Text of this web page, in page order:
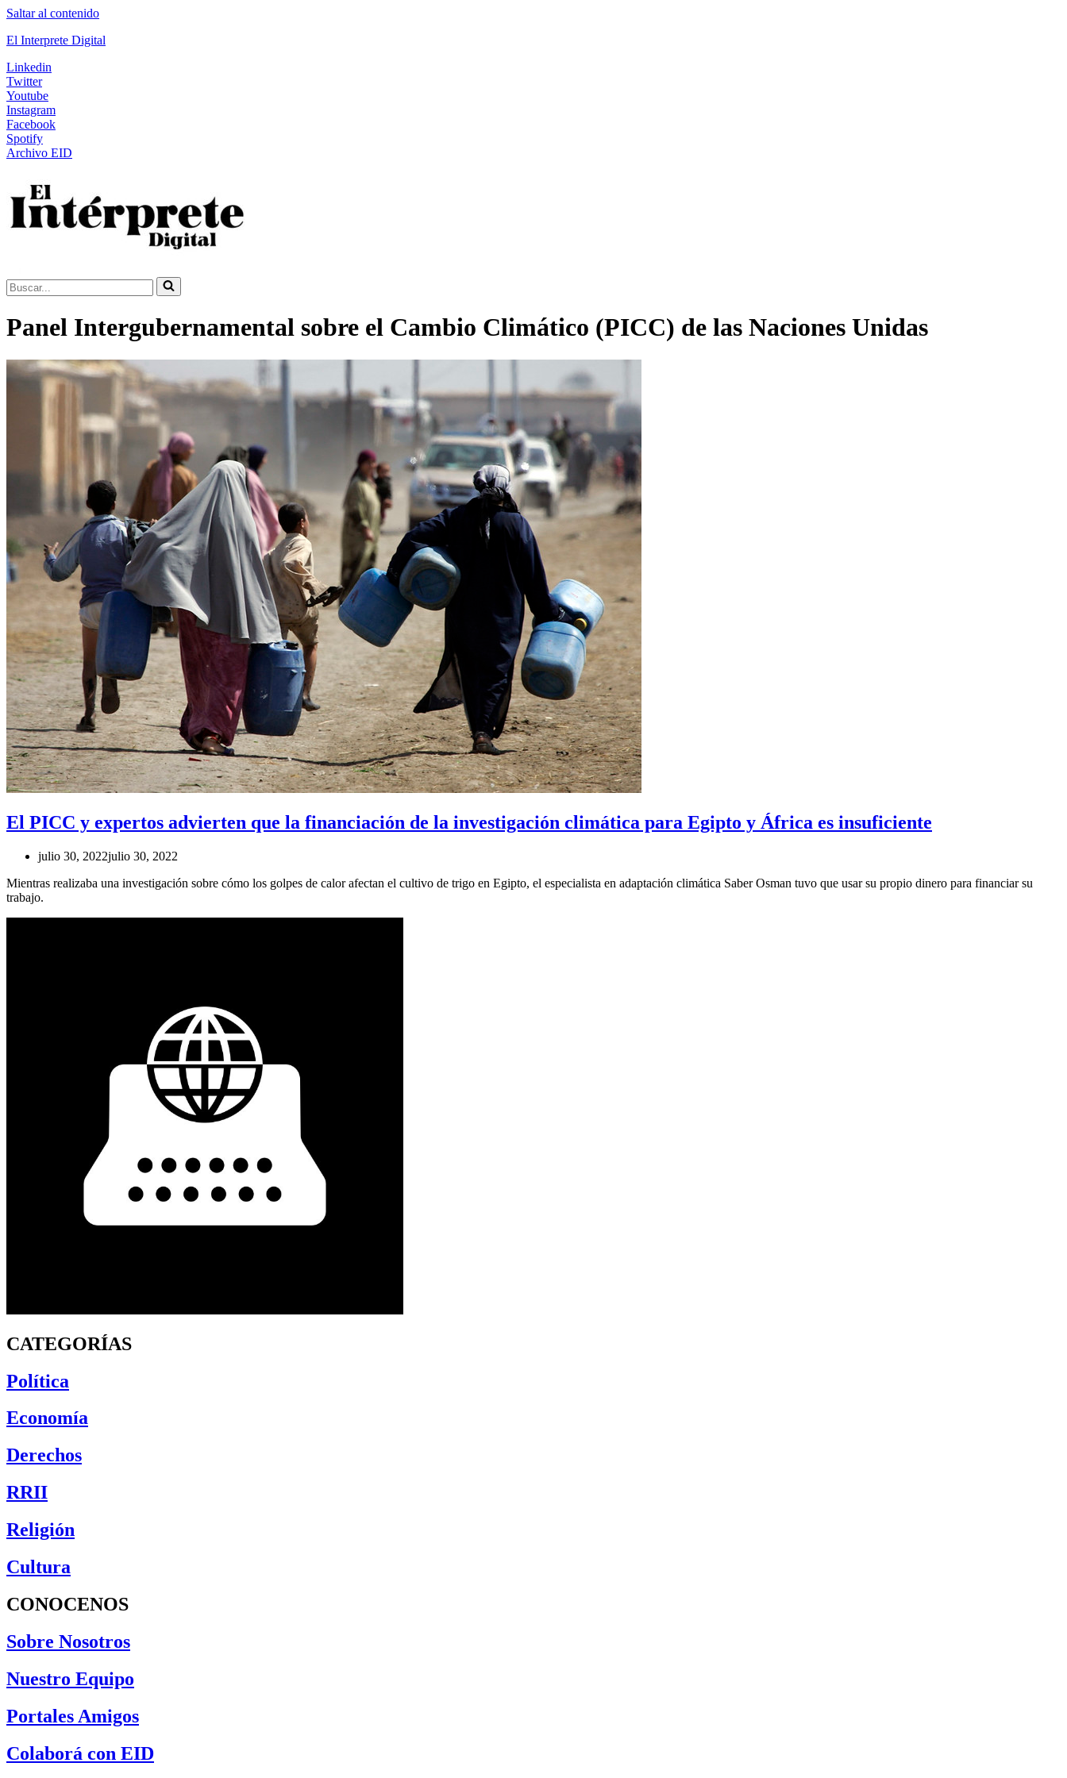
Saltar al contenido
El Interprete Digital
Linkedin
Twitter
Youtube
Instagram
Facebook
Spotify
Archivo EID
Buscar...
Panel Intergubernamental sobre el Cambio Climático (PICC) de las Naciones Unidas
El PICC y expertos advierten que la financiación de la investigación climática para Egipto y África es insuficiente
julio 30, 2022julio 30, 2022
Mientras realizaba una investigación sobre cómo los golpes de calor afectan el cultivo de trigo en Egipto, el especialista en adaptación climática Saber Osman tuvo que usar su propio dinero para financiar su
trabajo.
CATEGORÍAS
Política
Economía
Derechos
RRII
Religión
Cultura
CONOCENOS
Sobre Nosotros
Nuestro Equipo
Portales Amigos
Colaborá con EID